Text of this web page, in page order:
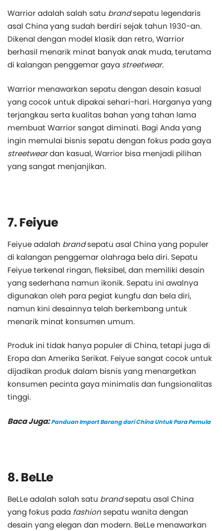
Warrior adalah salah satu brandsepatu legendaris
asal China yang sudah berdiri sejak tahun 1930-an.
Dikenal dengan model klasik dan retro, Warrior
berhasil menarik minat banyak anak muda, terutama
di kalangan penggemar gaya streetwear.
Warrior menawarkan sepatu dengan desain kasual
yang cocok untuk dipakai sehari-hari. Harganya yang
terjangkau serta kualitas bahan yang tahan lama
membuat Warrior sangat diminati. Bagi Anda yang
ingin memulai bisnis sepatu dengan fokus pada gaya
streetweardan kasual, Warrior bisa menjadi pilihan
yang sangat menjanjikan.
7. Feiyue
Feiyue adalah brandsepatu asal China yang populer
di kalangan penggemar olahraga bela diri. Sepatu
Feiyue terkenal ringan, fleksibel, dan memiliki desain
yang sederhana namun ikonik. Sepatu ini awalnya
digunakan oleh para pegiat kungfu dan bela diri,
namun kini desainnya telah berkembang untuk
menarik minat konsumen umum.
Produk ini tidak hanya populer di China, tetapi juga di
Eropa dan Amerika Serikat. Feiyue sangat cocok untuk
dijadikan produk dalam bisnis yang menargetkan
konsumen pecinta gaya minimalis dan fungsionalitas
tinggi.
Baca Juga:Panduan Import Barang dari China Untuk Para Pemula
8. BeLLe
BeLLe adalah salah satu brandsepatu asal China
yang fokus pada fashion sepatu wanita dengan
desain yang elegan dan modern. BeLLe menawarkan